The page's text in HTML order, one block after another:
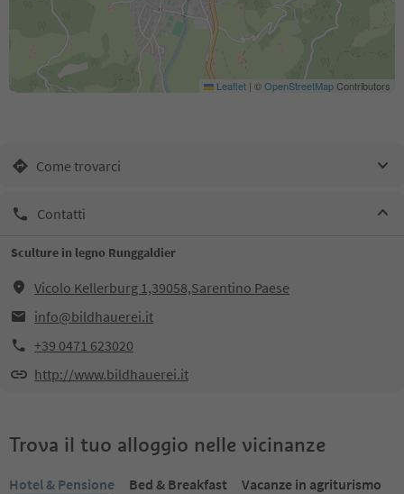
Leaflet | ©OpenStreetMapContributors
Come trovarci
Contatti
Sculture in legno Runggaldier
Vicolo Kellerburg 1,39058,Sarentino Paese
info@bildhauerei.it
+39 0471 623020
http://www.bildhauerei.it
Trova il tuo alloggio nelle vicinanze
Hotel & Pensione Bed & Breakfast
Vacanze in agriturismo